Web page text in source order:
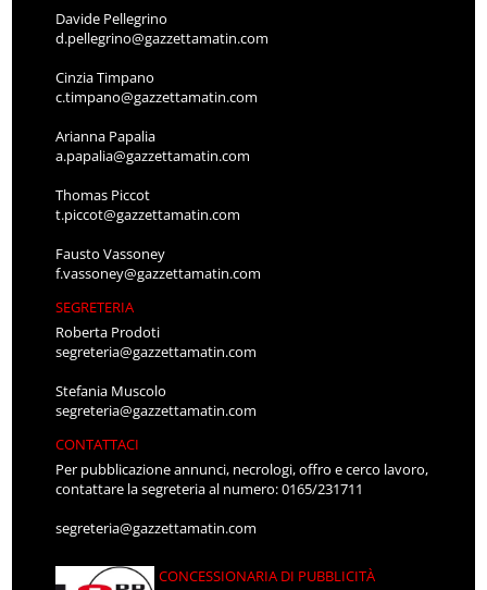
Davide Pellegrino
d.pellegrino@gazzettamatin.com
Cinzia Timpano
c.timpano@gazzettamatin.com
Arianna Papalia
a.papalia@gazzettamatin.com
Thomas Piccot
t.piccot@gazzettamatin.com
Fausto Vassoney
f.vassoney@gazzettamatin.com
SEGRETERIA
Roberta Prodoti
segreteria@gazzettamatin.com
Stefania Muscolo
segreteria@gazzettamatin.com
CONTATTACI
Per pubblicazione annunci, necrologi, offro e cerco lavoro,
contattare la segreteria al numero: 0165/231711
segreteria@gazzettamatin.com
CONCESSIONARIA DI PUBBLICITÀ